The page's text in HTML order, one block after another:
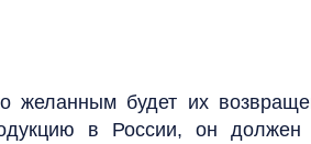
будет их
в России, он должен